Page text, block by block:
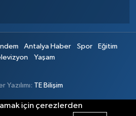
Antalya Haber Spor
Eğitim
Yaşam
Yazılımı: TE Bilişim
için çerezlerden